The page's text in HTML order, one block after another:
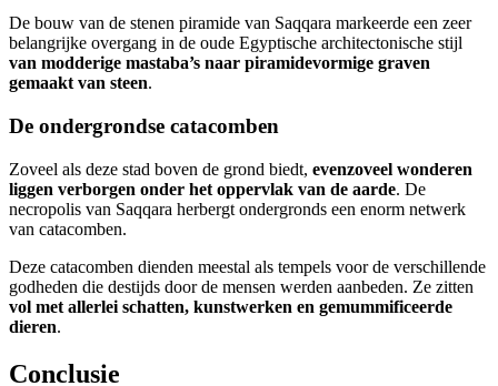
De bouw van de stenen piramide van Saqqara markeerde een zeer
belangrijke overgang in de oude Egyptische architectonische stijl
van modderige mastaba’s naar piramidevormige graven
gemaakt van steen.
De ondergrondse catacomben
Zoveel als deze stad boven de grond biedt, evenzoveel wonderen
liggen verborgen onder het oppervlak van de aarde. De
necropolis van Saqqara herbergt ondergronds een enorm netwerk
van catacomben.
Deze catacomben dienden meestal als tempels voor de verschillende
godheden die destijds door de mensen werden aanbeden. Ze zitten
vol met allerlei schatten, kunstwerken en gemummificeerde
dieren.
Conclusie